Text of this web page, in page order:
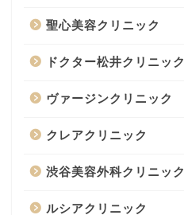
聖心美容クリニック
ドクター松井クリニック
ヴァージンクリニック
クレアクリニック
渋谷美容外科クリニック
ルシアクリニック